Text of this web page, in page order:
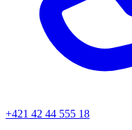
+421 42 44 555 18